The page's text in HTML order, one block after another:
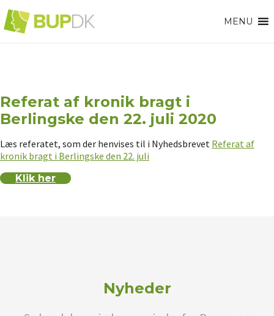
MENU
Referat af kronik bragt i
Berlingske den 22. juli 2020
Læs referatet, som der henvises til i Nyhedsbrevet Referat af
kronik bragt i Berlingske den 22. juli
Klik her
Nyheder